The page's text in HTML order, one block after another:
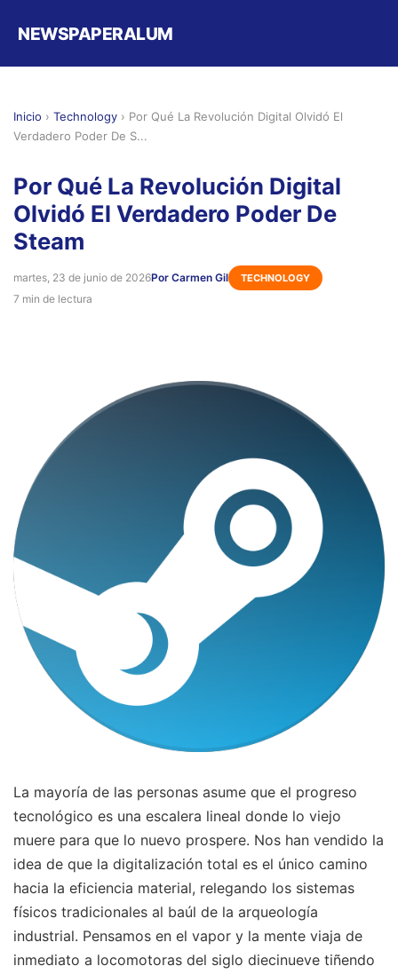
NEWSPAPERALUM
Inicio › Technology › Por Qué La Revolución Digital Olvidó El
Verdadero Poder De S...
Por Qué La Revolución Digital
Olvidó El Verdadero Poder De
Steam
martes, 23 de junio de 2026Por Carmen Gil TECHNOLOGY
7 min de lectura
La mayoría de las personas asume que el progreso
tecnológico es una escalera lineal donde lo viejo
muere para que lo nuevo prospere. Nos han vendido la
idea de que la digitalización total es el único camino
hacia la eficiencia material, relegando los sistemas
físicos tradicionales al baúl de la arqueología
industrial. Pensamos en el vapor y la mente viaja de
inmediato a locomotoras del siglo diecinueve tiñendo